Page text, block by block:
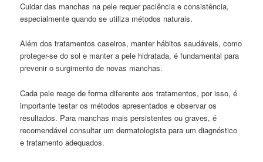
Cuidar das manchas na pele requer paciência e consistência,
especialmente quando se utiliza métodos naturais.
Além dos tratamentos caseiros, manter hábitos saudáveis, como
proteger-se do sol e manter a pele hidratada, é fundamental para
prevenir o surgimento de novas manchas.
Cada pele reage de forma diferente aos tratamentos, por isso, é
importante testar os métodos apresentados e observar os
resultados. Para manchas mais persistentes ou graves, é
recomendável consultar um dermatologista para um diagnóstico
e tratamento adequados.